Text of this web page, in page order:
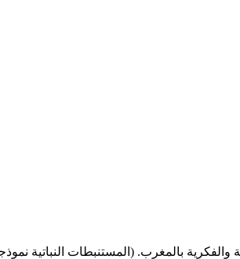
والفكرية بالمغرب. (المستنبطات النباتية